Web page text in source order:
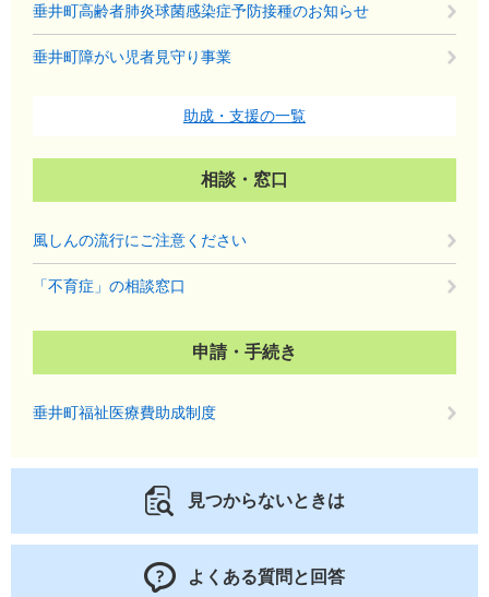
垂井町高齢者肺炎球菌感染症予防接種のお知らせ
垂井町障がい児者見守り事業
助成・支援の一覧
相談・窓口
風しんの流行にご注意ください
「不育症」の相談窓口
申請・手続き
垂井町福祉医療費助成制度
見つからないときは
よくある質問と回答